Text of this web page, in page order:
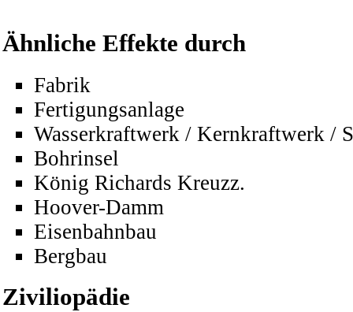
Ähnliche Effekte durch
Fabrik
Fertigungsanlage
Wasserkraftwerk / Kernkraftwerk /
Bohrinsel
König Richards Kreuzz.
Hoover-Damm
Eisenbahnbau
Bergbau
Ziviliopädie